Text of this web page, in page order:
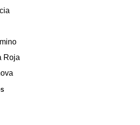
Roja